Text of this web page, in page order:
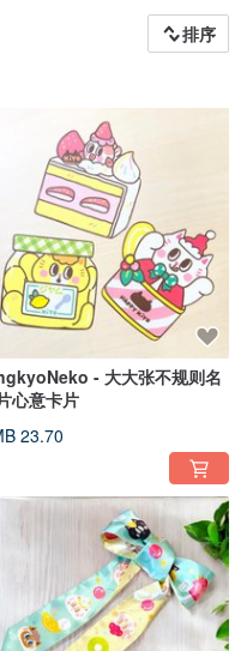
排序
- 大大张不规则名
心意卡片
23.70